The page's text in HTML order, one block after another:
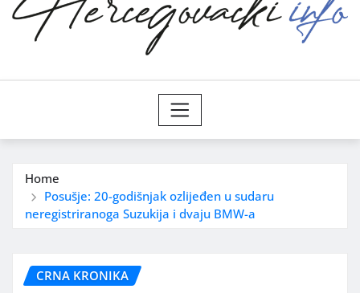
Home
Posušje: 20-godišnjak ozlijeđen u sudaru
neregistriranoga Suzukija i dvaju BMW-a
CRNA KRONIKA